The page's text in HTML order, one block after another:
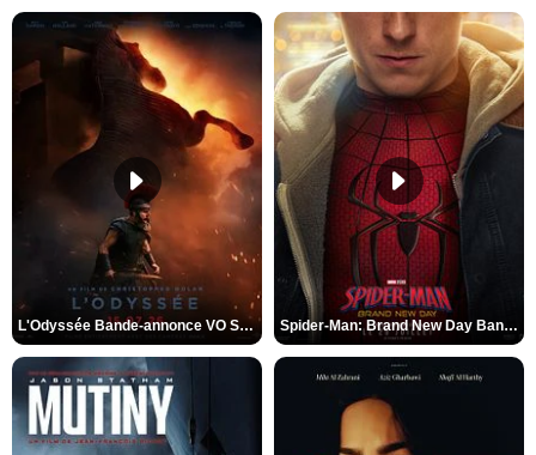
L'Odyssée Bande-annonce VO STFR Spider-Man: Brand New Day Bande-annonce VO STFR